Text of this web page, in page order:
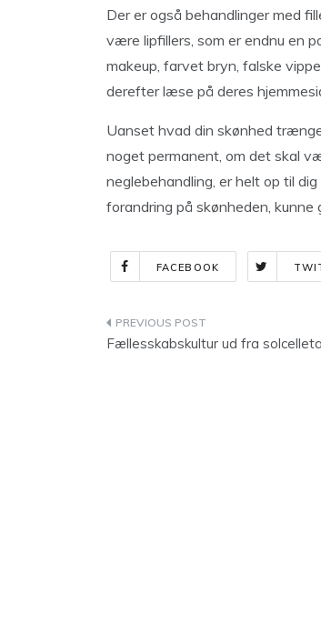
Der er også behandlinger med
være lipfillers, som er endnu en
makeup, farvet bryn, falske
derefter læse på deres
Uanset hvad din skønhed
noget permanent, om det skal
neglebehandling, er helt op til
forandring på skønheden,
FACEBOOK
Indlægsnavigation
Fællesskabskultur ud fra